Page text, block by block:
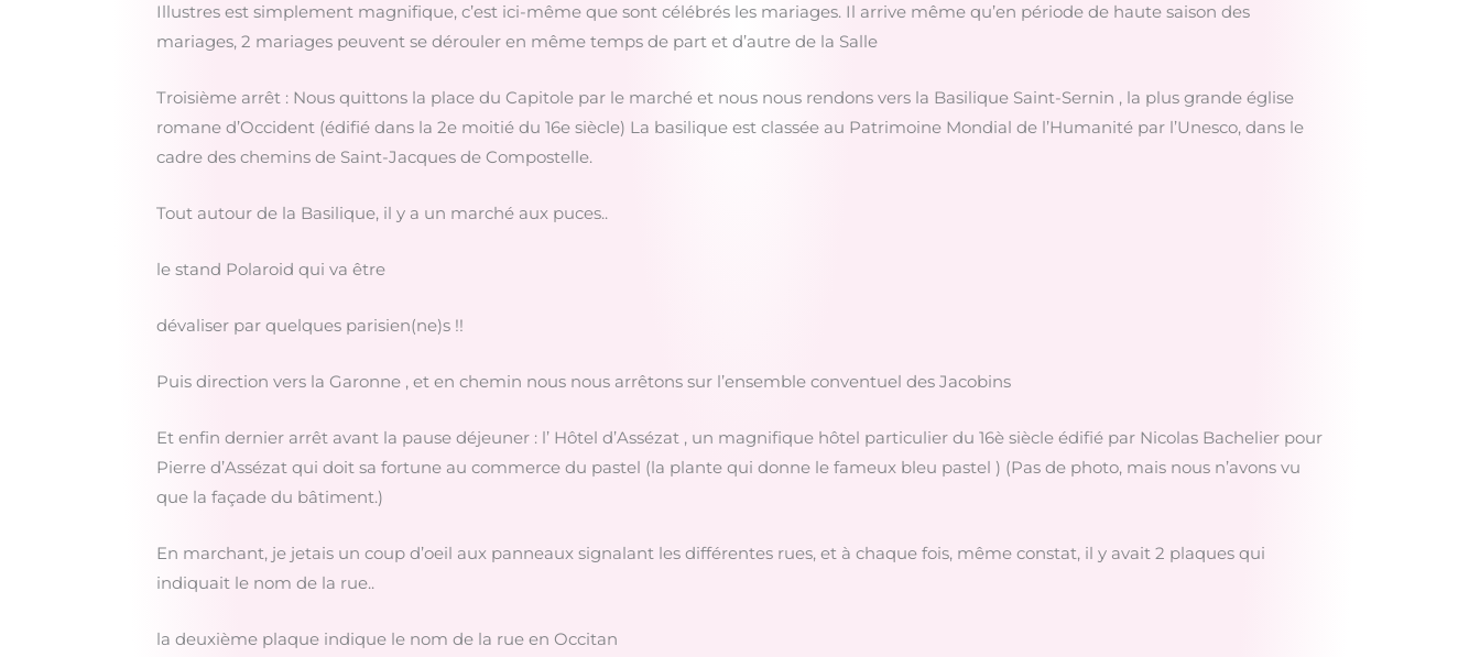
Illustres est simplement magnifique, c’est ici-même que sont célébrés les mariages. Il arrive même qu’en période de haute saison des
mariages, 2 mariages peuvent se dérouler en même temps de part et d’autre de la Salle
Troisième arrêt : Nous quittons la place du Capitole par le marché et nous nous rendons vers la Basilique Saint-Sernin , la plus grande église
romane d’Occident (édifié dans la 2e moitié du 16e siècle) La basilique est classée au Patrimoine Mondial de l’Humanité par l’Unesco, dans le
cadre des chemins de Saint-Jacques de Compostelle.
Tout autour de la Basilique, il y a un marché aux puces..
le stand Polaroid qui va être
dévaliser par quelques parisien(ne)s !!
Puis direction vers la Garonne , et en chemin nous nous arrêtons sur l’ensemble conventuel des Jacobins
Et enfin dernier arrêt avant la pause déjeuner : l’ Hôtel d’Assézat , un magnifique hôtel particulier du 16è siècle édifié par Nicolas Bachelier pour
Pierre d’Assézat qui doit sa fortune au commerce du pastel (la plante qui donne le fameux bleu pastel ) (Pas de photo, mais nous n’avons vu
que la façade du bâtiment.)
En marchant, je jetais un coup d’oeil aux panneaux signalant les différentes rues, et à chaque fois, même constat, il y avait 2 plaques qui
indiquait le nom de la rue..
la deuxième plaque indique le nom de la rue en Occitan